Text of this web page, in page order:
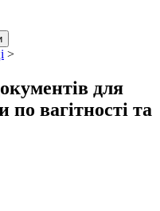
>
для
вагітності та